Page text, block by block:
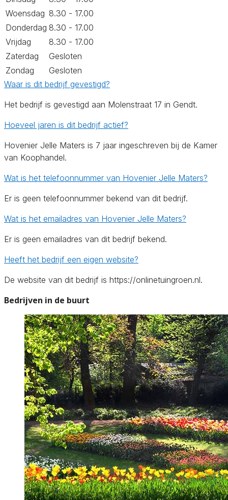
Woensdag 8.30 - 17.00
Donderdag 8.30 - 17.00
Vrijdag
8.30 - 17.00
Zaterdag
Gesloten
Zondag
Gesloten
Waar is dit bedrijf gevestigd?
Het bedrijf is gevestigd aan Molenstraat 17 in Gendt.
Hoeveel jaren is dit bedrijf actief?
Hovenier Jelle Maters is 7 jaar ingeschreven bij de Kamer
van Koophandel.
Wat is het telefoonnummer van Hovenier Jelle Maters?
Er is geen telefoonnummer bekend van dit bedrijf.
Wat is het emailadres van Hovenier Jelle Maters?
Er is geen emailadres van dit bedrijf bekend.
Heeft het bedrijf een eigen website?
De website van dit bedrijf is https://onlinetuingroen.nl.
Bedrijven in de buurt